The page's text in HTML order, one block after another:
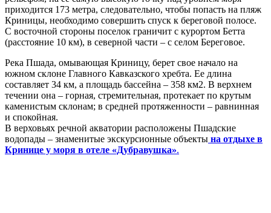
приходится 173 метра, следовательно, чтобы попасть на пляж
Криницы, необходимо совершить спуск к береговой полосе.
С восточной стороны поселок граничит с курортом Бетта
(расстояние 10 км), в северной части – с селом Береговое.
Река Пшада, омывающая Криницу, берет свое начало на
южном склоне Главного Кавказского хребта. Ее длина
составляет 34 км, а площадь бассейна – 358 км2. В верхнем
течении она – горная, стремительная, протекает по крутым
каменистым склонам; в средней протяженности – равнинная
и спокойная.
В верховьях речной акватории расположены Пшадские
водопады – знаменитые экскурсионные объекты на отдыхе в
Кринице у моря в отеле «Дубравушка».